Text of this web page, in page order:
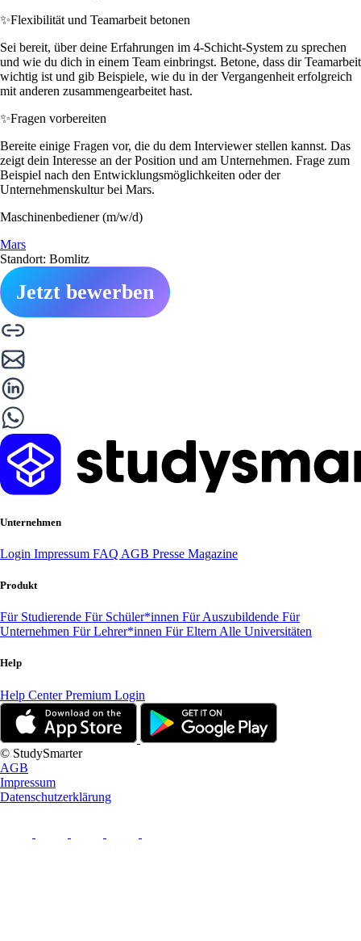
✨Flexibilität und Teamarbeit betonen
Sei bereit, über deine Erfahrungen im 4-Schicht-System zu sprechen
und wie du dich in einem Team einbringst. Betone, dass dir Teamarbeit
wichtig ist und gib Beispiele, wie du in der Vergangenheit erfolgreich
mit anderen zusammengearbeitet hast.
✨Fragen vorbereiten
Bereite einige Fragen vor, die du dem Interviewer stellen kannst. Das
zeigt dein Interesse an der Position und am Unternehmen. Frage zum
Beispiel nach den Entwicklungsmöglichkeiten oder der
Unternehmenskultur bei Mars.
Maschinenbediener (m/w/d)
Mars
Standort: Bomlitz
Jetzt bewerben
Unternehmen
Login Impressum FAQ AGB Presse Magazine
Produkt
Für Studierende Für Schüler*innen Für Auszubildende Für
Unternehmen Für Lehrer*innen Für Eltern Alle Universitäten
Help
Help CenterPremium Login
© StudySmarter
AGB
Impressum
Datenschutzerklärung